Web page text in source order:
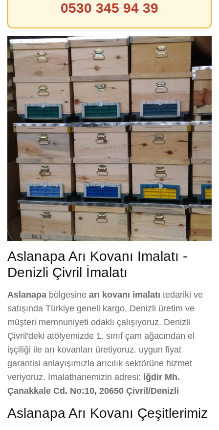
0530 345 94 39
Aslanapa Arı Kovanı Imalatı -
Denizli Çivril İmalatı
Aslanapa bölgesine arı kovanı imalatı tedariki ve
satışında Türkiye geneli kargo, Denizli üretim ve
müşteri memnuniyeti odaklı çalışıyoruz. Denizli
Çivril'deki atölyemizde 1. sınıf çam ağacından el
işçiliği ile arı kovanları üretiyoruz. uygun fiyat
garantisi anlayışımızla arıcılık sektörüne hizmet
veriyoruz. İmalathanemizin adresi: İğdir Mh.
Çanakkale Cd. No:10, 20650 Çivril/Denizli
Aslanapa Arı Kovanı Çeşitlerimiz